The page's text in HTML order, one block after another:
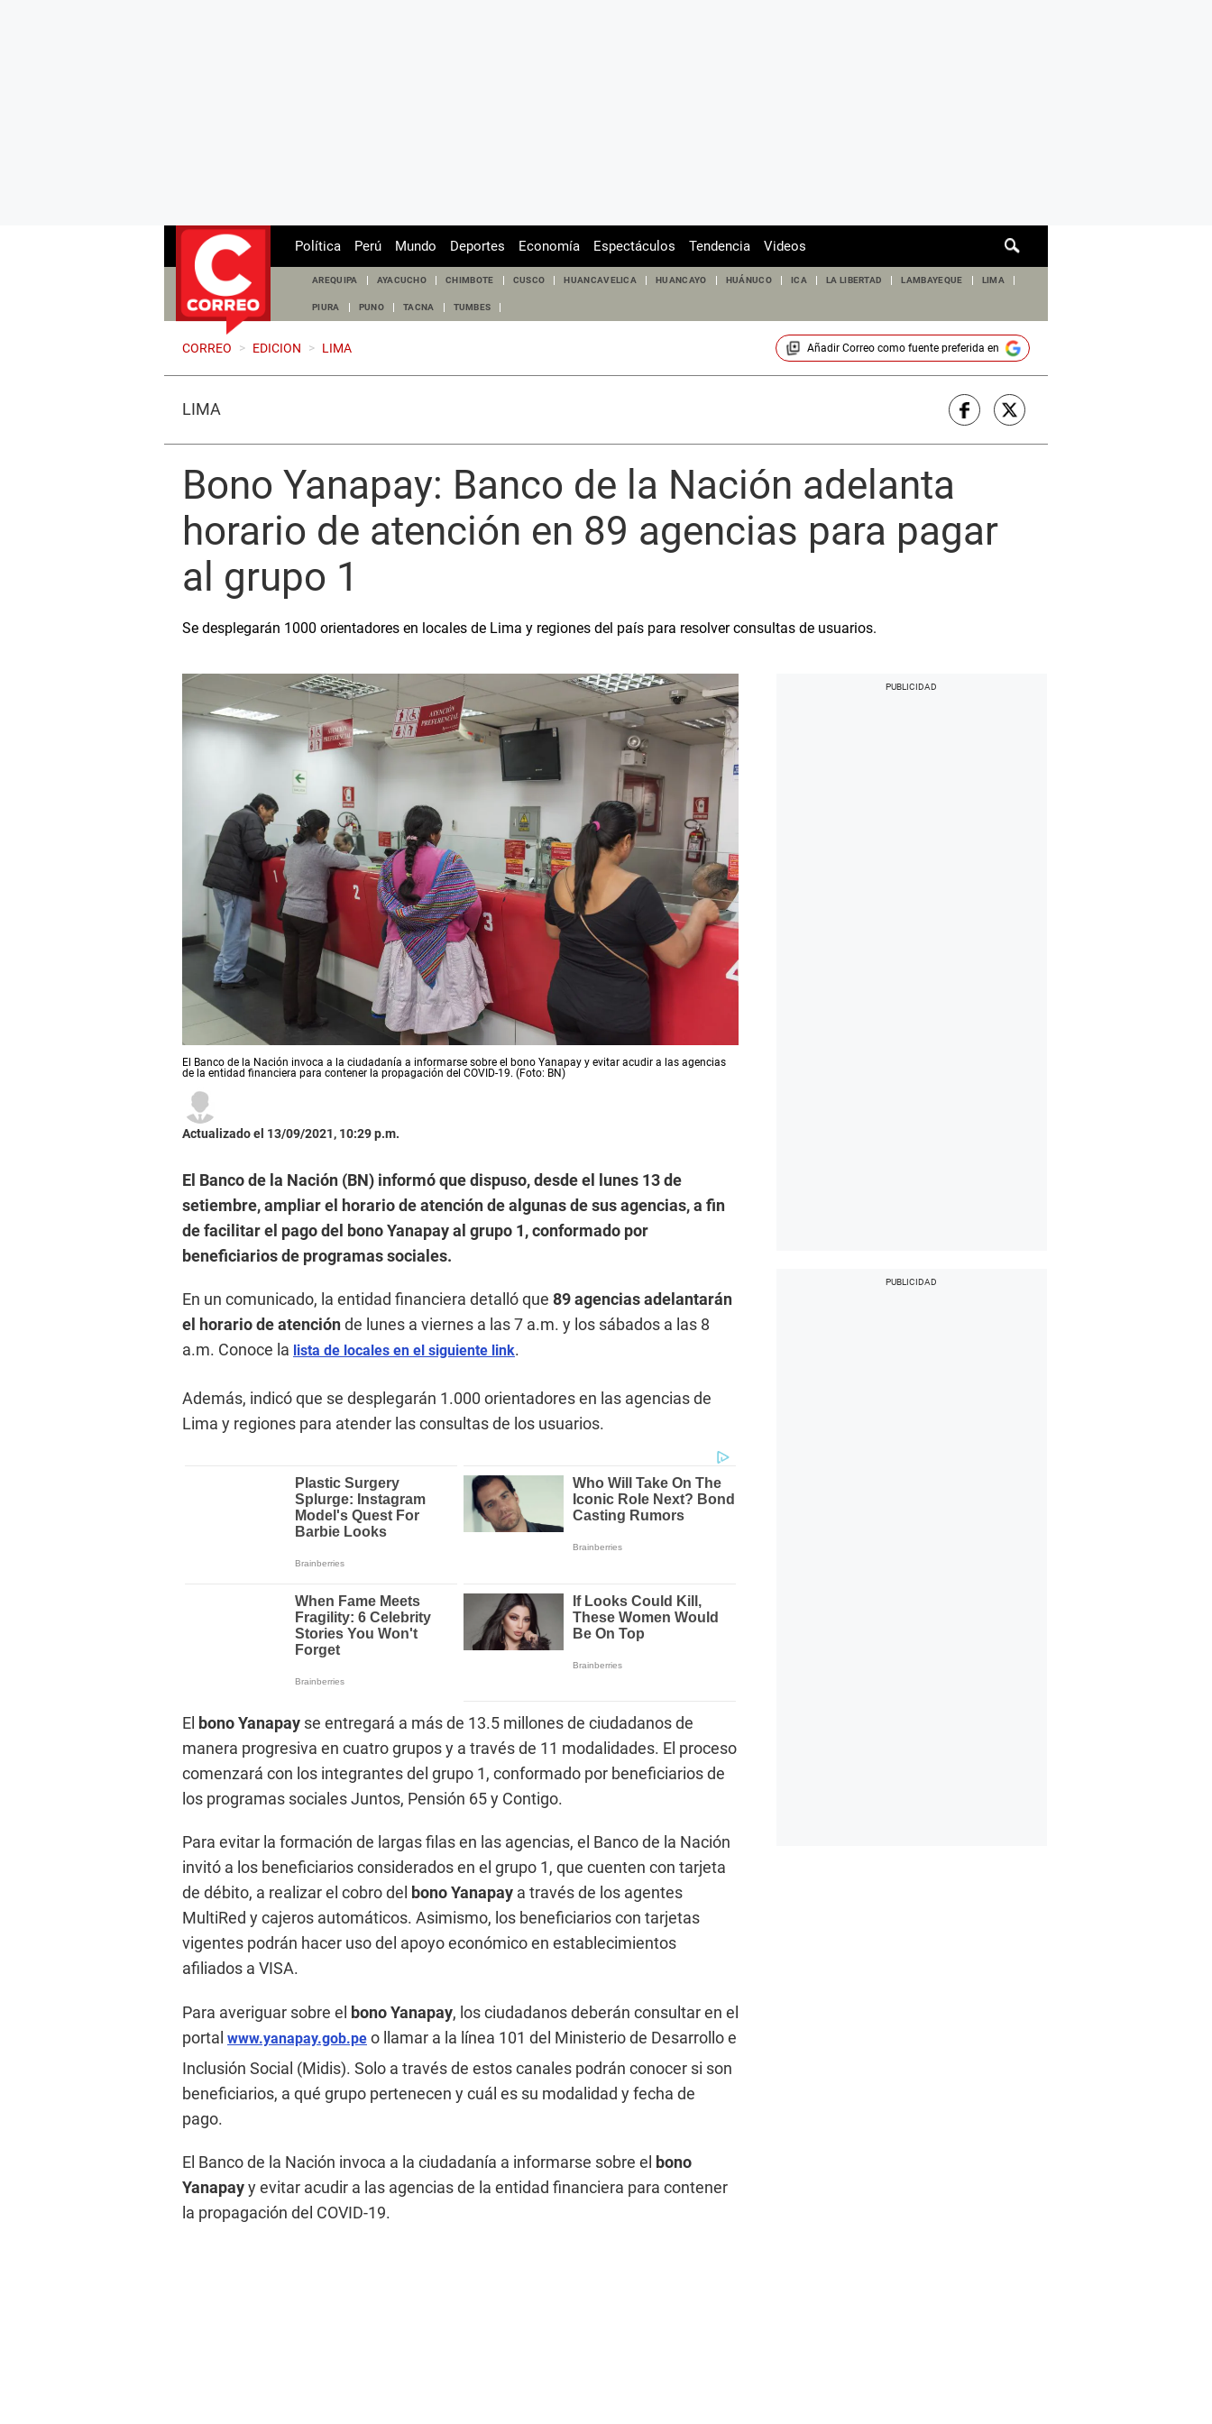
de
Política Perú Mundo Deportes Economía Espectáculos Tendencia Videos
AREQUIPA AYACUCHO CHIMBOTE CUSCO HUANCAVELICA HUANCAYO HUÁNUCO ICA LA LIBERTAD LAMBAYEQUE LIMA
PIURA PUNO TACNA TUMBES
CORREO > EDICION > LIMA Añadir Correocomo fuente preferida en
LIMA
Bono Yanapay: Banco de la Nación adelanta
horario de atención en 89 agencias para pagar
al grupo 1
Se desplegarán 1000 orientadores en locales de Lima y regiones del país para resolver consultas de usuarios.
El Banco de la Nación invoca a la ciudadanía a informarse sobre el bono Yanapay y evitar acudir a las agencias
de la entidad financiera para contener la propagación del COVID-19. (Foto: BN)
Actualizado el 13/09/2021, 10:29 p.m.
El Banco de la Nación (BN) informó que dispuso, desde el lunes 13 de
setiembre, ampliar el horario de atención de algunas de sus agencias, a fin
de facilitar el pago del bono Yanapay al grupo 1, conformado por
beneficiarios de programas sociales.
En un comunicado, la entidad financiera detalló que 89 agencias adelantarán
el horario de atenciónde lunes a viernes a las 7 a.m. y los sábados a las 8
a.m. Conoce la lista de locales en el siguiente link.
Además, indicó que se desplegarán 1.000 orientadores en las agencias de
Lima y regiones para atender las consultas de los usuarios.
El bono Yanapay se entregará a más de 13.5 millones de ciudadanos de
manera progresiva en cuatro grupos y a través de 11 modalidades. El proceso
comenzará con los integrantes del grupo 1, conformado por beneficiarios de
los programas sociales Juntos, Pensión 65 y Contigo.
Para evitar la formación de largas filas en las agencias, el Banco de la Nación
invitó a los beneficiarios considerados en el grupo 1, que cuenten con tarjeta
de débito, a realizar el cobro del bono Yanapay a través de los agentes
MultiRed y cajeros automáticos. Asimismo, los beneficiarios con tarjetas
vigentes podrán hacer uso del apoyo económico en establecimientos
afiliados a VISA.
Para averiguar sobre el bono Yanapay, los ciudadanos deberán consultar en el
portal www.yanapay.gob.pe o llamar a la línea 101 del Ministerio de Desarrollo e
Inclusión Social (Midis). Solo a través de estos canales podrán conocer si son
beneficiarios, a qué grupo pertenecen y cuál es su modalidad y fecha de
pago.
El Banco de la Nación invoca a la ciudadanía a informarse sobre el bono
Yanapayy evitar acudir a las agencias de la entidad financiera para contener
la propagación del COVID-19.